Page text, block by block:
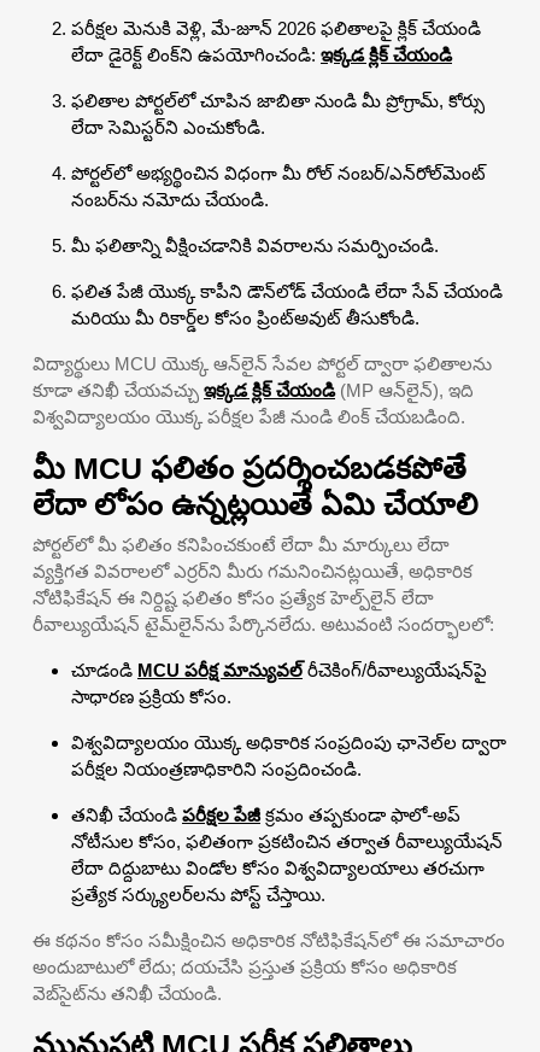
పరీక్షల మెనుకి వెళ్లి, మే-జూన్ 2026 ఫలితాలపై క్లిక్ చేయండి
లేదా డైరెక్ట్ లింక్‌ని ఉపయోగించండి: ఇక్కడ క్లిక్ చేయండి
ఫలితాల పోర్టల్‌లో చూపిన జాబితా నుండి మీ ప్రోగ్రామ్, కోర్సు
లేదా సెమిస్టర్‌ని ఎంచుకోండి.
పోర్టల్‌లో అభ్యర్థించిన విధంగా మీ రోల్ నంబర్/ఎన్‌రోల్‌మెంట్
నంబర్‌ను నమోదు చేయండి.
మీ ఫలితాన్ని వీక్షించడానికి వివరాలను సమర్పించండి.
ఫలిత పేజీ యొక్క కాపీని డౌన్‌లోడ్ చేయండి లేదా సేవ్ చేయండి
మరియు మీ రికార్డ్‌ల కోసం ప్రింట్‌అవుట్ తీసుకోండి.
విద్యార్థులు MCU యొక్క ఆన్‌లైన్ సేవల పోర్టల్ ద్వారా ఫలితాలను
కూడా తనిఖీ చేయవచ్చు ఇక్కడ క్లిక్ చేయండి(MP ఆన్‌లైన్), ఇది
విశ్వవిద్యాలయం యొక్క పరీక్షల పేజీ నుండి లింక్ చేయబడింది.
మీ MCU ఫలితం ప్రదర్శించబడకపోతే
లేదా లోపం ఉన్నట్లయితే ఏమి చేయాలి
పోర్టల్‌లో మీ ఫలితం కనిపించకుంటే లేదా మీ మార్కులు లేదా
వ్యక్తిగత వివరాలలో ఎర్రర్‌ని మీరు గమనించినట్లయితే, అధికారిక
నోటిఫికేషన్ ఈ నిర్దిష్ట ఫలితం కోసం ప్రత్యేక హెల్ప్‌లైన్ లేదా
రీవాల్యుయేషన్ టైమ్‌లైన్‌ను పేర్కొనలేదు. అటువంటి సందర్భాలలో:
చూడండి MCU పరీక్ష మాన్యువల్రీచెకింగ్/రీవాల్యుయేషన్‌పై
సాధారణ ప్రక్రియ కోసం.
విశ్వవిద్యాలయం యొక్క అధికారిక సంప్రదింపు ఛానెల్‌ల ద్వారా
పరీక్షల నియంత్రణాధికారిని సంప్రదించండి.
తనిఖీ చేయండి పరీక్షల పేజీక్రమం తప్పకుండా ఫాలో-అప్
నోటీసుల కోసం, ఫలితంగా ప్రకటించిన తర్వాత రీవాల్యుయేషన్
లేదా దిద్దుబాటు విండోల కోసం విశ్వవిద్యాలయాలు తరచుగా
ప్రత్యేక సర్క్యులర్‌లను పోస్ట్ చేస్తాయి.
ఈ కథనం కోసం సమీక్షించిన అధికారిక నోటిఫికేషన్‌లో ఈ సమాచారం
అందుబాటులో లేదు; దయచేసి ప్రస్తుత ప్రక్రియ కోసం అధికారిక
వెబ్‌సైట్‌ను తనిఖీ చేయండి.
మునుపటి MCU పరీక్ష ఫలితాలు